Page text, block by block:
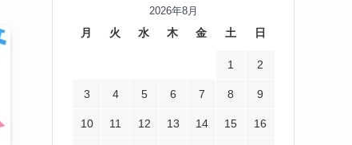
2026年8月
月 火 水 木 金 土 日
1 2
3 4 5 6 7 8 9
10 11 12 13 14 15 16